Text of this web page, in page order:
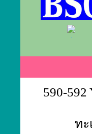
590-592
ทะ